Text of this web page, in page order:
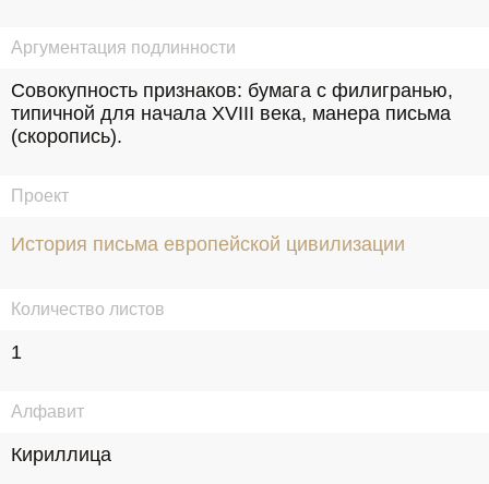
Аргументация подлинности
Совокупность признаков: бумага с филигранью,
типичной для начала XVIII века, манера письма
(скоропись).
Проект
История письма европейской цивилизации
Количество листов
1
Алфавит
Кириллица